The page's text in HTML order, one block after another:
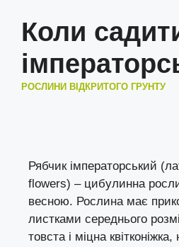
Коли
РОСЛИНИ ВІДКРИТОГО ГРУНТУ
Рябчик імператорський
flowers) – цибулинна
весною. Рослина має
листками середнього
товста і міцна